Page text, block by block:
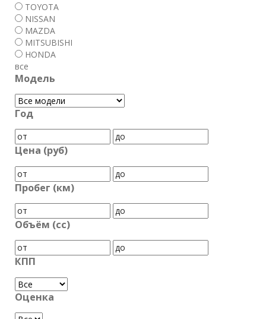
TOYOTA
NISSAN
MAZDA
MITSUBISHI
HONDA
все
Модель
Год
Цена (руб)
Пробег (км)
Объём (cc)
КПП
Оценка